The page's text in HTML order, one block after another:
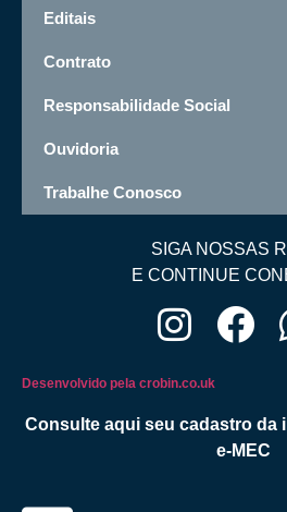
Editais
Contrato
Responsabilidade Social
Ouvidoria
Trabalhe Conosco
SIGA NOSSAS
E CONTINUE
Desenvolvido pela crobin.co.uk
Consulte aqui seu cadastro da
e-MEC